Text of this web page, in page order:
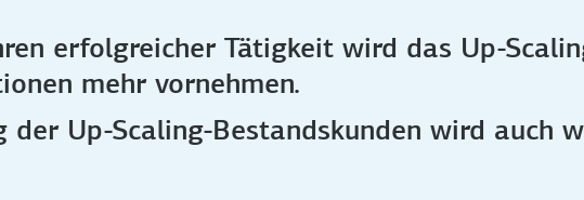
erfolgreicher Tätigkeit wird das Up-
mehr vornehmen.
der Up-Scaling-Bestandskunden wird auch